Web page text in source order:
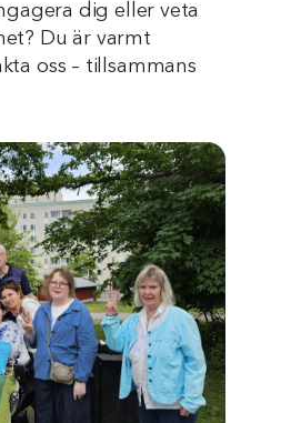
dig eller veta
Du är varmt
oss – tillsammans